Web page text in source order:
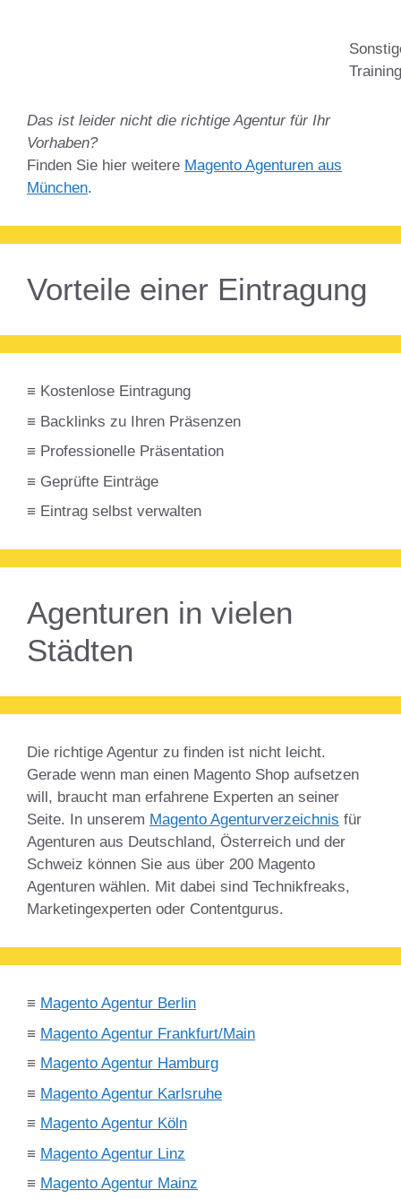
Das ist leider nicht die richtige Agentur für Ihr
Vorhaben?
Finden Sie hier weitere Magento Agenturen aus
München.
Vorteile einer Eintragung
≡ Kostenlose Eintragung
≡ Backlinks zu Ihren Präsenzen
≡ Professionelle Präsentation
≡ Geprüfte Einträge
≡ Eintrag selbst verwalten
Agenturen in vielen
Städten
Die richtige Agentur zu finden ist nicht leicht.
Gerade wenn man einen Magento Shop aufsetzen
will, braucht man erfahrene Experten an seiner
Seite. In unserem Magento Agenturverzeichnis für
Agenturen aus Deutschland, Österreich und der
Schweiz können Sie aus über 200 Magento
Agenturen wählen. Mit dabei sind Technikfreaks,
Marketingexperten oder Contentgurus.
≡ Magento Agentur Berlin
≡ Magento Agentur Frankfurt/Main
≡ Magento Agentur Hamburg
≡ Magento Agentur Karlsruhe
≡ Magento Agentur Köln
≡ Magento Agentur Linz
≡ Magento Agentur Mainz